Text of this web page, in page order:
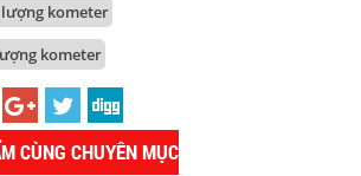
kometer
kometer
CÙNG CHUYÊN MỤC